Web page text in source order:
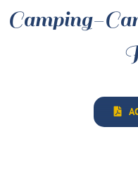
Camping-